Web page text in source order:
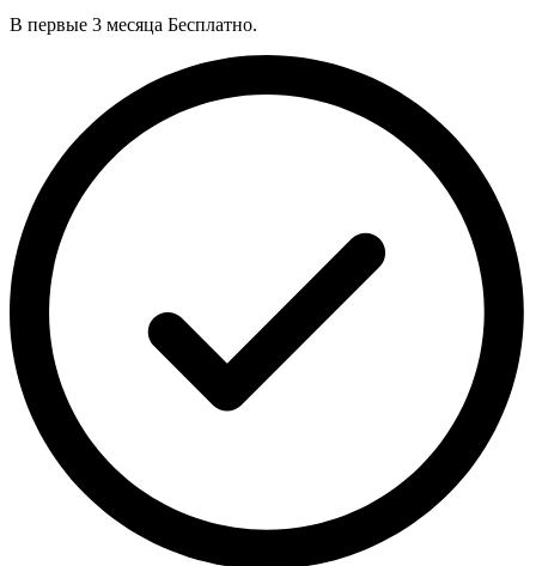
В первые 3 месяца Бесплатно.